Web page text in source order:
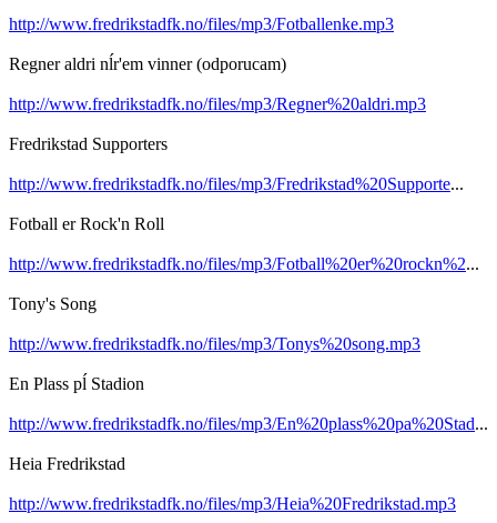
http://www.fredrikstadfk.no/files/mp3/Fotballenke.mp3
Regner aldri nĺr'em vinner (odporucam)
http://www.fredrikstadfk.no/files/mp3/Regner%20aldri.mp3
Fredrikstad Supporters
http://www.fredrikstadfk.no/files/mp3/Fredrikstad%20Supporte...
Fotball er Rock'n Roll
http://www.fredrikstadfk.no/files/mp3/Fotball%20er%20rockn%2...
Tony's Song
http://www.fredrikstadfk.no/files/mp3/Tonys%20song.mp3
En Plass pĺ Stadion
http://www.fredrikstadfk.no/files/mp3/En%20plass%20pa%20Stad...
Heia Fredrikstad
http://www.fredrikstadfk.no/files/mp3/Heia%20Fredrikstad.mp3